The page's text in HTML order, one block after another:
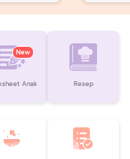
New
Anak Resep